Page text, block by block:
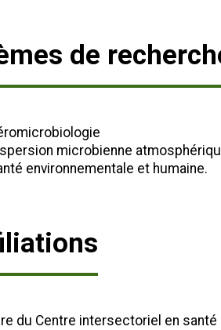
de
microbienne
environnementale et humaine.
du Centre intersectoriel en santé